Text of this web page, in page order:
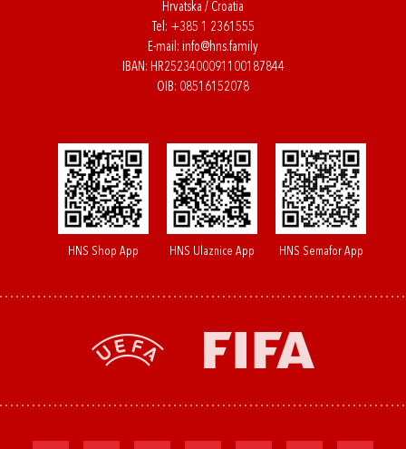
Hrvatska / Croatia
Tel: +385 1 2361555
E-mail: info@hns.family
IBAN: HR2523400091100187844
OIB: 08516152078
HNS Shop App HNS Ulaznice App HNS Semafor App